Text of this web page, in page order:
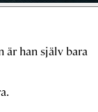
är han själv bara